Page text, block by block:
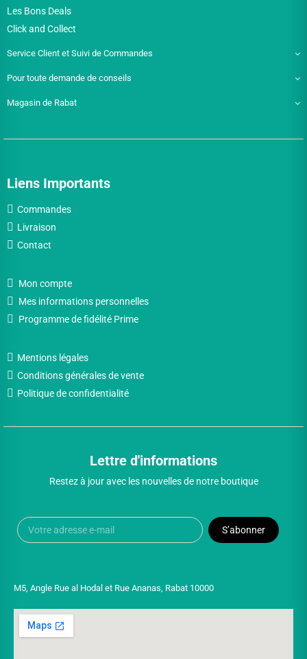
Les Bons Deals
Click and Collect
Service Client et Suivi de Commandes
Pour toute demande de conseils
Magasin de Rabat
Liens Importants
Commandes
Livraison
Contact
Mon compte
Mes informations personnelles
Programme de fidélité Prime
Mentions légales
Conditions générales de vente
Politique de confidentialité
Lettre d'informations
Restez à jour avec les nouvelles de notre boutique
S’abonner
M5, Angle Rue al Hodal et Rue Ananas, Rabat 10000